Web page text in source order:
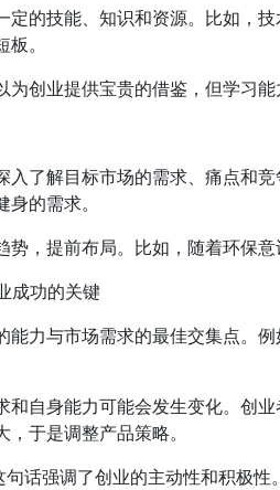
定的技能、知识和资源。比如，
。
创业提供宝贵的借鉴，但学习
入了解目标市场的需求、痛点和
的需求。
，提前布局。比如，随着环保
成功的关键
能力与市场需求的最佳交集点。
和自身能力可能会发生变化。创
于是调整产品策略。
话强调了创业的主动性和积极